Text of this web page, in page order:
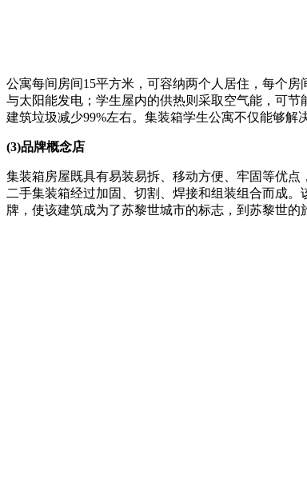
公寓每间房间15平方米，可容纳两个人居住，每个
与太阳能发电；学生屋内的供热则采取空气能，可节
建筑垃圾减少99%左右。集装箱学生公寓不仅能够解
(3)品牌概念店
集装箱房屋既具有易装易拆、移动方便、牢固等优
二手集装箱经过加固、切割、焊接和组装组合而成
牌，使该建筑成为了苏黎世城市的标志，到苏黎世的